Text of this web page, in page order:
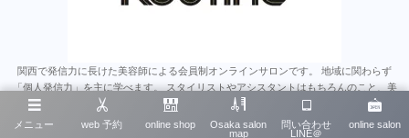
関西で発信力に長けた美容師による会員制オンラインサロンです。 地域に関わらず
「個人発信力」を主に学べます。 スタイリストやアシスタントはもちろんのこと、美
容師のみならず多くの業種にとって為になると思います。 沢山のオンラインサロンが
あるなか、そこで学んだことをいかに発信に繋げれるか、 は今後とても重要なスキル
メニュー web 予約 online shop
Osaka salon
map
問い合わせ
LINE＠
online salon